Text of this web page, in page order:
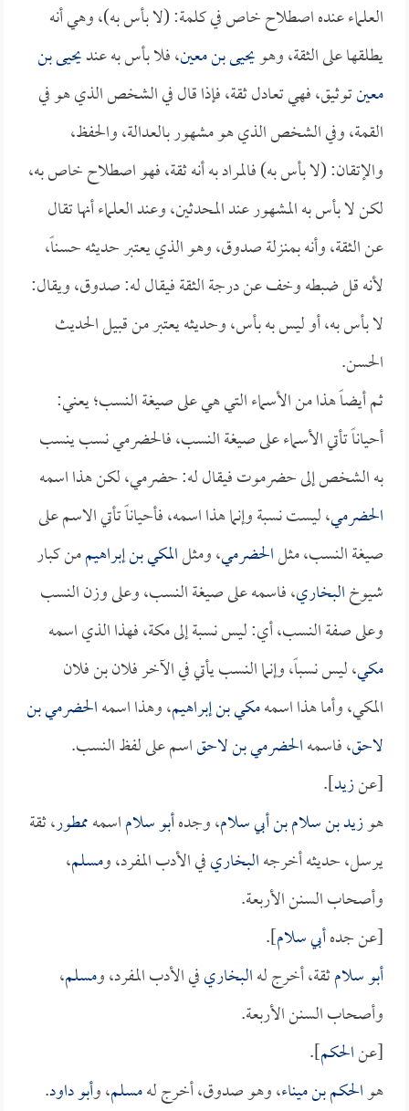
العلماء عنده اصطلاح خاص في كلمة: (لا بأس به)، وهي أنه
يطلقها على الثقة، وهويحيى بن معين، فلا بأس به عنديحيى بن
معينتوثيق، فهي تعادل ثقة، فإذا قال في الشخص الذي هو في
القمة، وفي الشخص الذي هو مشهور بالعدالة، والحفظ،
والإتقان: (لا بأس به) فالمراد به أنه ثقة، فهو اصطلاح خاص به،
لكن لا بأس به المشهور عند المحدثين، وعند العلماء أنها تقال
عن الثقة، وأنه بمنزلة صدوق، وهو الذي يعتبر حديثه حسناً،
لأنه قل ضبطه وخف عن درجة الثقة فيقال له: صدوق، ويقال:
لا بأس به، أو ليس به بأس، وحديثه يعتبر من قبيل الحديث
الحسن.
ثم أيضاً هذا من الأسماء التي هي على صيغة النسب؛ يعني:
أحياناً تأتي الأسماء على صيغة النسب، فالحضرمي نسب ينسب
به الشخص إلى حضرموت فيقال له: حضرمي، لكن هذا اسمه
الحضرمي، ليست نسبة وإنما هذا اسمه، فأحياناً تأتي الاسم على
صيغة النسب، مثلالحضرمي، ومثلالمكي بن إبراهيممن كبار
شيوخالبخاري، فاسمه على صيغة النسب، وعلى وزن النسب
وعلى صفة النسب، أي: ليس نسبة إلى مكة، فهذا الذي اسمه
مكي، ليس نسباً، وإنما النسب يأتي في الآخر فلان بن فلان
المكي، وأما هذا اسمهمكي بن إبراهيم، وهذا اسمهالحضرمي بن
لاحق، فاسمهالحضرمي بن لاحقاسم على لفظ النسب.
[عنزيد].
هوزيد بن سلام بن أبي سلام، وجدهأبو سلاماسمهممطور، ثقة
يرسل، حديثه أخرجهالبخاريفي الأدب المفرد، ومسلم،
وأصحاب السنن الأربعة.
[عن جدهأبي سلام].
أبو سلامثقة، أخرج لهالبخاريفي الأدب المفرد، ومسلم،
وأصحاب السنن الأربعة.
[عنالحكم].
هوالحكم بن ميناء، وهو صدوق، أخرج لهمسلم، وأبو داود.